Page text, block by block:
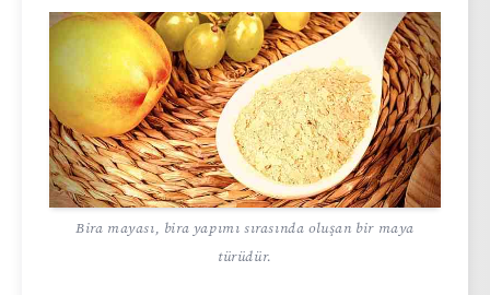
Bira mayası, bira yapımı sırasında oluşan bir maya
türüdür.